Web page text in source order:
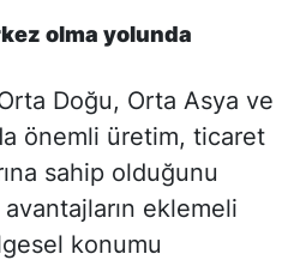
olma yolunda
Doğu, Orta Asya ve
önemli üretim, ticaret
sahip olduğunu
eklemeli
konumu